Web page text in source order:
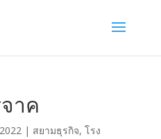
าค
| สยามธุรกิจ, โรง